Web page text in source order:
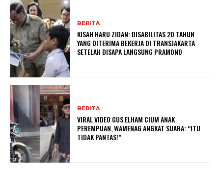
BERITA
KISAH HARU ZIDAN: DISABILITAS 20 TAHUN
YANG DITERIMA BEKERJA DI TRANSJAKARTA
SETELAH DISAPA LANGSUNG PRAMONO
BERITA
VIRAL VIDEO GUS ELHAM CIUM ANAK
PEREMPUAN, WAMENAG ANGKAT SUARA: “ITU
TIDAK PANTAS!”